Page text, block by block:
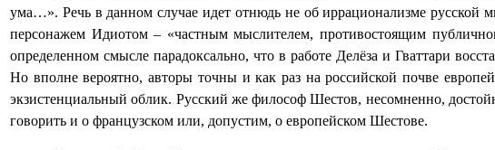
ума…». Речь в данном случае идет отнюдь не об иррационализме
персонажем Идиотом – «частным мыслителем, противостоящим
определенном смысле парадоксально, что в работе Делёза и Гваттари
Но вполне вероятно, авторы точны и как раз на российской почве
экзистенциальный облик. Русский же философ Шестов, несомненно,
говорить и о французском или, допустим, о европейском Шестове.